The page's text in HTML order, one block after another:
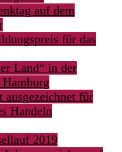
auf dem
für das
Land“ in der
ausgezeichnet für
Handeln
2019